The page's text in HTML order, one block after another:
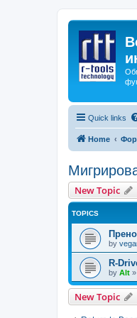
Quick links
Home
New Topic
TOPICS
by
R-
by Alt »
New Topic